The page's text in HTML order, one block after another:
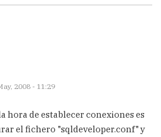
2008 - 11:29
hora de establecer conexiones es
el fichero "sqldeveloper.conf" y